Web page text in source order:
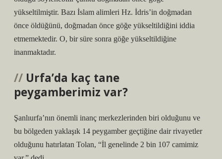
yükseltilmiştir. Bazı İslam alimleri Hz. İdris’in doğmadan
önce öldüğünü, doğmadan önce göğe yükseltildiğini iddia
etmemektedir. O, bir süre sonra göğe yükseltildiğine
inanmaktadır.
Urfa’da kaç tane
peygamberimiz var?
Şanlıurfa’nın önemli inanç merkezlerinden biri olduğunu ve
bu bölgeden yaklaşık 14 peygamber geçtiğine dair rivayetler
olduğunu hatırlatan Tolan, “İl genelinde 2 bin 107 camimiz